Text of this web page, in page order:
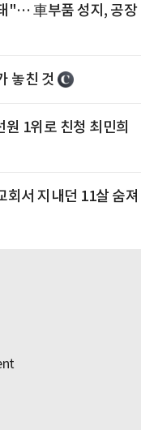
"… 車부품 성지, 공장
놓친 것
1위로 친청 최민희
서 지내던 11살 숨져